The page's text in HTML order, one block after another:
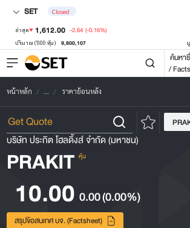
SET Closed
ล่าสุด 1,612.00 -2.64 (-0.16%)
ปริมาณ ('000 หุ้น) 9,800,107
ค้นหา
/
หน้าหลัก ... ราคาย้อนหลัง
บริษัท ประกิต โฮลดิ้งส์ จำกัด (มหาชน)
PRAKIT หุ้น
10.00 0.00(0.00%)
สรุปข้อสนเทศ บจ. (Factsheet)